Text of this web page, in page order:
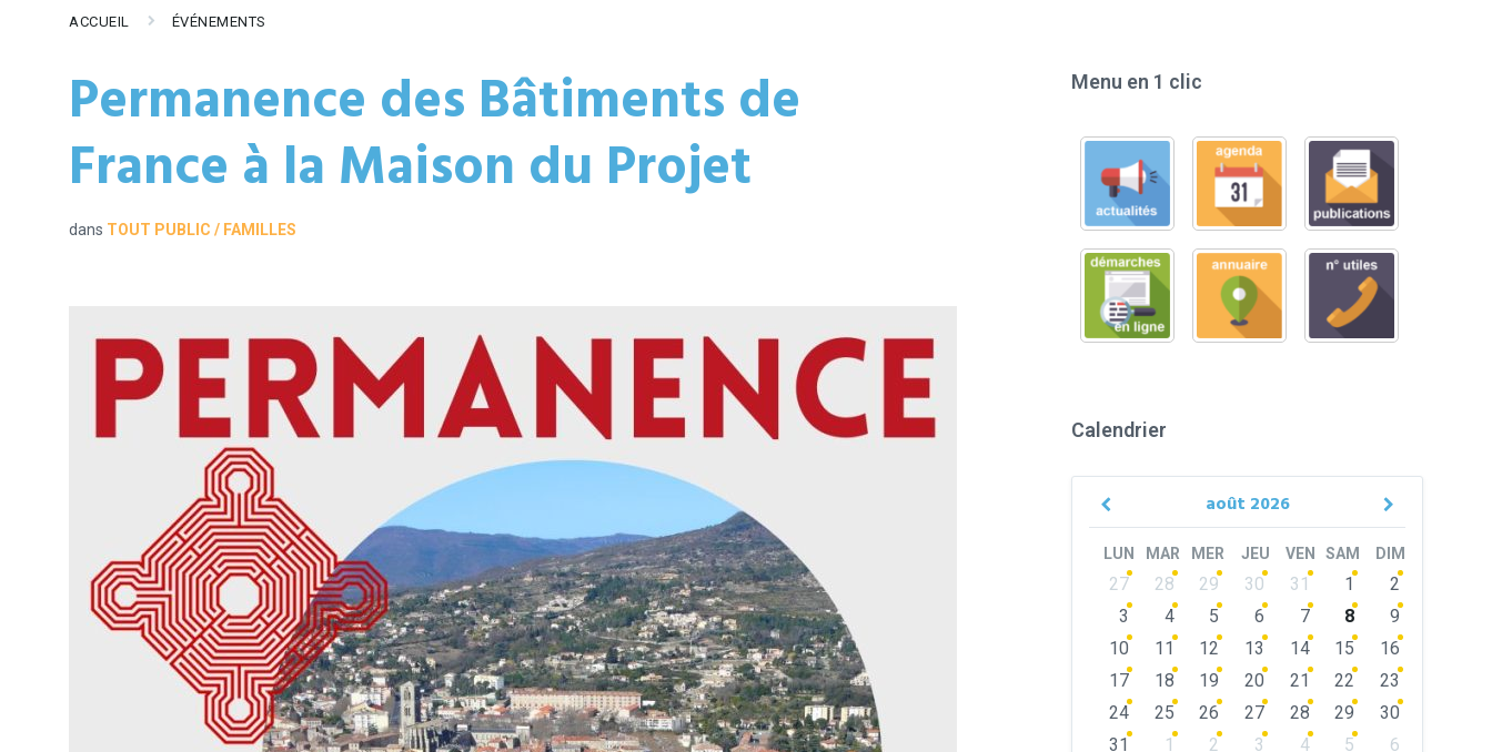
ACCUEIL ÉVÉNEMENTS
Permanence des Bâtiments de
France à la Maison du Projet
dans TOUT PUBLIC / FAMILLES
Menu en 1 clic
Calendrier
août 2026
Previous
Next
LUN MAR MER JEU VEN SAM DIM
Skip
calendar
days
27 28 29 30 31 1
2
3
4 5 6 7 8
9
10
11 12 13 14 15
16
17
18 19 20 21 22
23
24
25 26 27 28 29
30
31
1 2 3 4 5
6